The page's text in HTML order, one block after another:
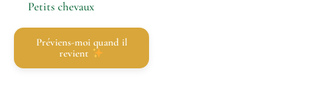
Petits chevaux
Préviens-moi quand il
revient